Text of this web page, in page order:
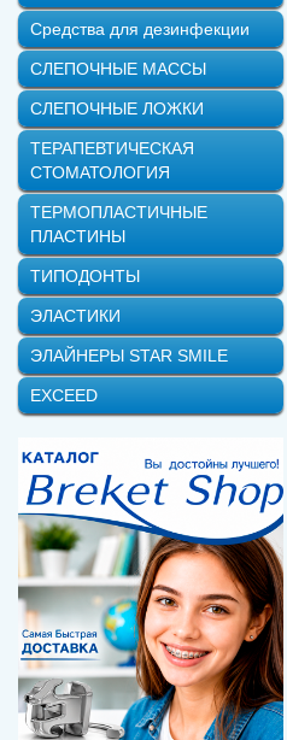
Средства для дезинфекции
СЛЕПОЧНЫЕ МАССЫ
СЛЕПОЧНЫЕ ЛОЖКИ
ТЕРАПЕВТИЧЕСКАЯ
СТОМАТОЛОГИЯ
ТЕРМОПЛАСТИЧНЫЕ
ПЛАСТИНЫ
ТИПОДОНТЫ
ЭЛАСТИКИ
ЭЛАЙНЕРЫ STAR SMILE
EXCEED